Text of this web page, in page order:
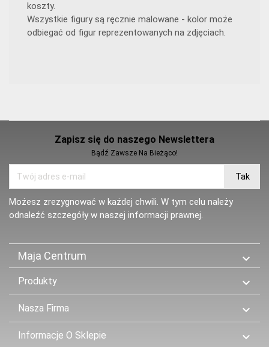
koszty.
Wszystkie figury są ręcznie malowane - kolor może
odbiegać od figur reprezentowanych na zdjęciach.
Zapisz się do naszego Newslettera
Bądź Zawsze Na Bieżąco!
Możesz zrezygnować w każdej chwili. W tym celu należy
odnaleźć szczegóły w naszej informacji prawnej.
Maja Centrum 
Produkty 
Nasza Firma 
Informacje O Sklepie 